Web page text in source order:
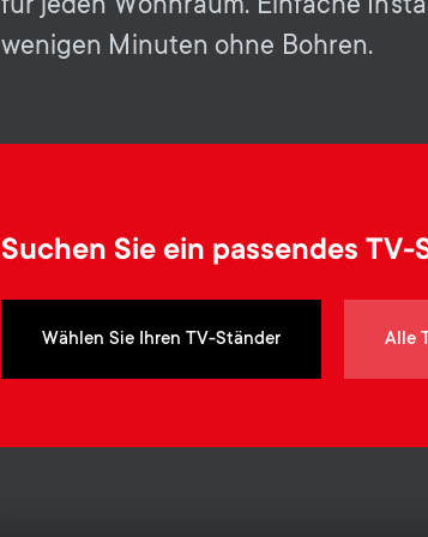
r
y
a
r
y
für jeden Wohnraum. Einfache
wenigen Minuten ohne Bohren.
Suchen Sie ein passendes TV-
Wählen Sie Ihren TV-Ständer Alle